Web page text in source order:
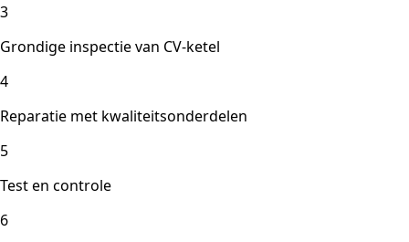
3
Grondige inspectie van CV-ketel
4
Reparatie met kwaliteitsonderdelen
5
Test en controle
6